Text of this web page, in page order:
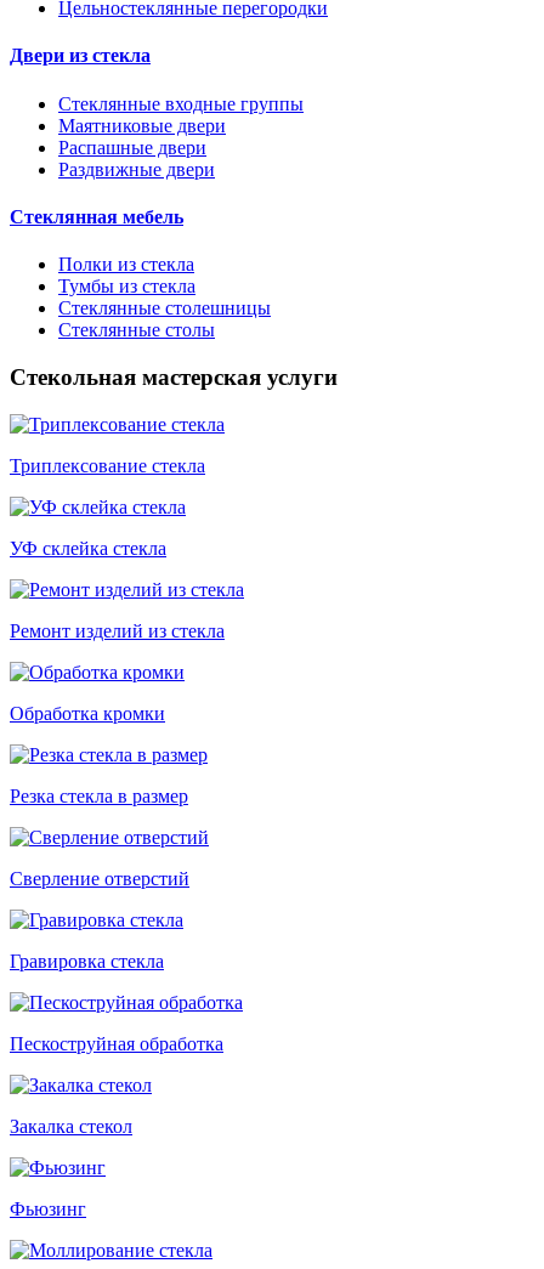
Цельностеклянные перегородки
Двери из стекла
Стеклянные входные группы
Маятниковые двери
Распашные двери
Раздвижные двери
Стеклянная мебель
Полки из стекла
Тумбы из стекла
Стеклянные столешницы
Стеклянные столы
Стекольная мастерская услуги
Триплексование стекла
УФ склейка стекла
Ремонт изделий из стекла
Обработка кромки
Резка стекла в размер
Сверление отверстий
Гравировка стекла
Пескоструйная обработка
Закалка стекол
Фьюзинг